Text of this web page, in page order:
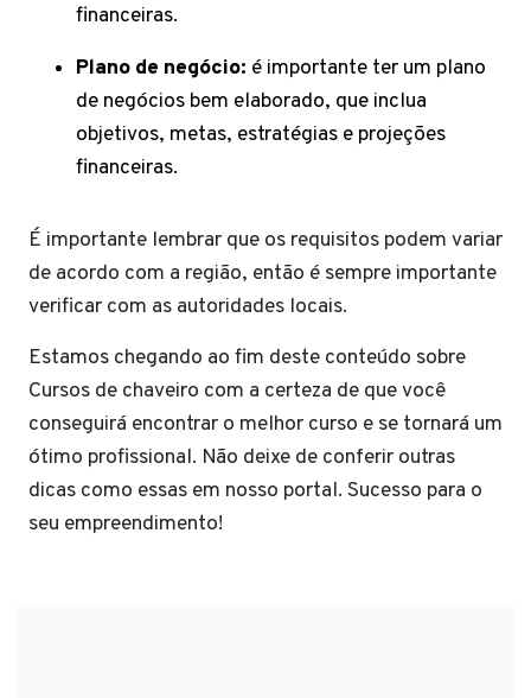
financeiras.
Plano de negócio: é importante ter um plano
de negócios bem elaborado, que inclua
objetivos, metas, estratégias e projeções
financeiras.
É importante lembrar que os requisitos podem variar
de acordo com a região, então é sempre importante
verificar com as autoridades locais.
Estamos chegando ao fim deste conteúdo sobre
Cursos de chaveiro com a certeza de que você
conseguirá encontrar o melhor curso e se tornará um
ótimo profissional. Não deixe de conferir outras
dicas como essas em nosso portal. Sucesso para o
seu empreendimento!